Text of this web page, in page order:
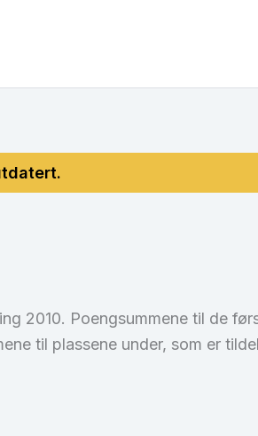
2010. Poengsummene til de
til plassene under, som er